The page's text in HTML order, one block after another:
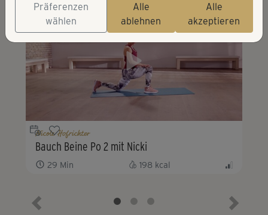
Nicole Hofrichter
Bauch Beine Po 2 mit Nicki
29 Min 198 kcal
Vorheriges Element
Präferenzen
wählen
Alle
ablehnen
Alle
akzeptieren